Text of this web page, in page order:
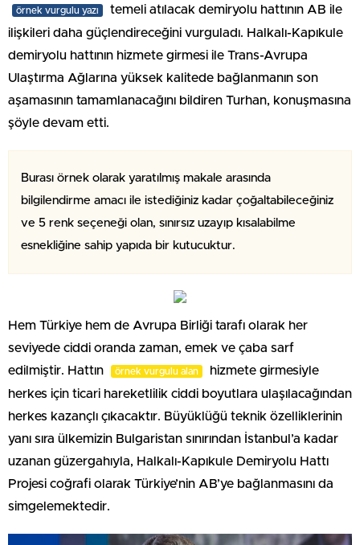
örnek vurgulu yazı
temeli atılacak demiryolu hattının AB ile
ilişkileri daha güçlendireceğini vurguladı. Halkalı-Kapıkule
demiryolu hattının hizmete girmesi ile Trans-Avrupa
Ulaştırma Ağlarına yüksek kalitede bağlanmanın son
aşamasının tamamlanacağını bildiren Turhan, konuşmasına
şöyle devam etti.
Burası örnek olarak yaratılmış makale arasında
bilgilendirme amacı ile istediğiniz kadar çoğaltabileceğiniz
ve 5 renk seçeneği olan, sınırsız uzayıp kısalabilme
esnekliğine sahip yapıda bir kutucuktur.
Hem Türkiye hem de Avrupa Birliği tarafı olarak her
seviyede ciddi oranda zaman, emek ve çaba sarf
edilmiştir. Hattın
örnek vurgulu alan
hizmete girmesiyle
herkes için ticari hareketlilik ciddi boyutlara ulaşılacağından
herkes kazançlı çıkacaktır. Büyüklüğü teknik özelliklerinin
yanı sıra ülkemizin Bulgaristan sınırından İstanbul’a kadar
uzanan güzergahıyla, Halkalı-Kapıkule Demiryolu Hattı
Projesi coğrafi olarak Türkiye’nin AB’ye bağlanmasını da
simgelemektedir.